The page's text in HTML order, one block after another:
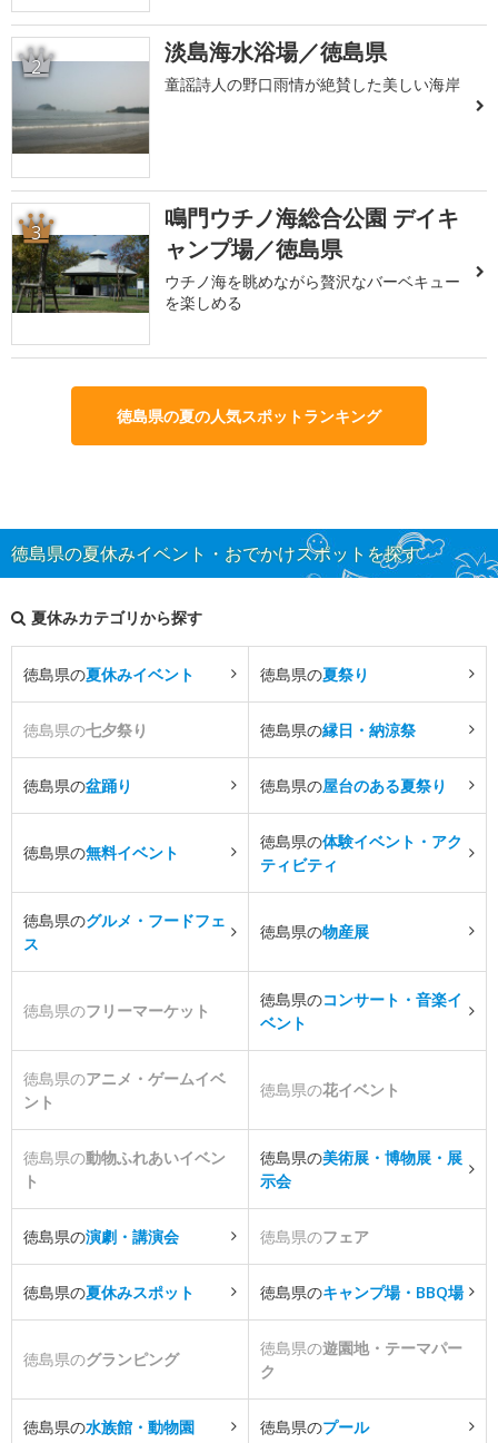
2 淡島海水浴場／徳島県
童謡詩人の野口雨情が絶賛した美しい海岸
3
鳴門ウチノ海総合公園 デイキ
ャンプ場／徳島県
ウチノ海を眺めながら贅沢なバーベキュー
を楽しめる
徳島県の夏の人気スポットランキング
徳島県の夏休みイベント・おでかけスポットを探す
夏休みカテゴリから探す
徳島県の夏休みイベント 徳島県の夏祭り
徳島県の七夕祭り 徳島県の縁日・納涼祭
徳島県の盆踊り 徳島県の屋台のある夏祭り
徳島県の無料イベント
徳島県の体験イベント・アク
ティビティ
徳島県のグルメ・フードフェ
ス
徳島県の物産展
徳島県のフリーマーケット
徳島県のコンサート・音楽イ
ベント
徳島県のアニメ・ゲームイベ
ント
徳島県の花イベント
徳島県の動物ふれあいイベン
ト
徳島県の美術展・博物展・展
示会
徳島県の演劇・講演会 徳島県のフェア
徳島県の夏休みスポット 徳島県のキャンプ場・BBQ場
徳島県のグランピング
徳島県の遊園地・テーマパー
ク
徳島県の水族館・動物園 徳島県のプール